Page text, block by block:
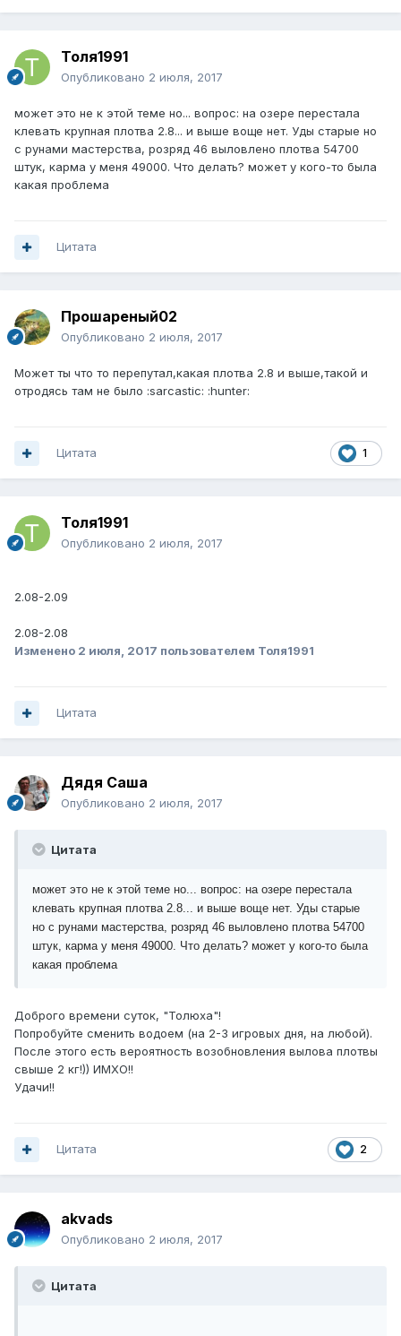
Толя1991
Опубликовано 2 июля, 2017
может это не к этой теме но... вопрос: на озере перестала
клевать крупная плотва 2.8... и выше воще нет. Уды старые но
с рунами мастерства, розряд 46 выловлено плотва 54700
штук, карма у меня 49000. Что делать? может у кого-то была
какая проблема
Цитата
Прошареный02
Опубликовано 2 июля, 2017
Может ты что то перепутал,какая плотва 2.8 и выше,такой и
отродясь там не было :sarcastic: :hunter:
1
Цитата
Толя1991
Опубликовано 2 июля, 2017
2.08-2.09
2.08-2.08
Изменено 2 июля, 2017 пользователем Толя1991
Цитата
Дядя Саша
Опубликовано 2 июля, 2017
Цитата
может это не к этой теме но... вопрос: на озере перестала
клевать крупная плотва 2.8... и выше воще нет. Уды старые
но с рунами мастерства, розряд 46 выловлено плотва 54700
штук, карма у меня 49000. Что делать? может у кого-то была
какая проблема
Доброго времени суток, "Толюха"!
Попробуйте сменить водоем (на 2-3 игровых дня, на любой).
После этого есть вероятность возобновления вылова плотвы
свыше 2 кг!)) ИМХО!!
Удачи!!
2
Цитата
akvads
Опубликовано 2 июля, 2017
Цитата